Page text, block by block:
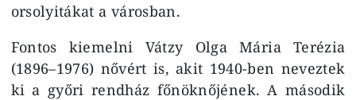
orsolyitákat a városban.
Fontos kiemelni Vátzy Olga Mária Terézia
(1896–1976) nővért is, akit 1940-ben neveztek
ki a győri rendház főnöknőjének. A második